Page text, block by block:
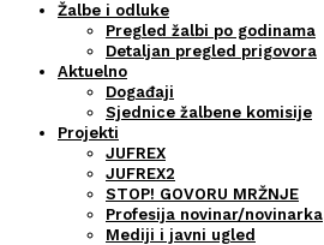
Žalbe i odluke
Pregled žalbi po godinama
Detaljan pregled prigovora
Aktuelno
Događaji
Sjednice žalbene komisije
Projekti
JUFREX
JUFREX2
STOP! GOVORU MRŽNJE
Profesija novinar/novinarka
Mediji i javni ugled